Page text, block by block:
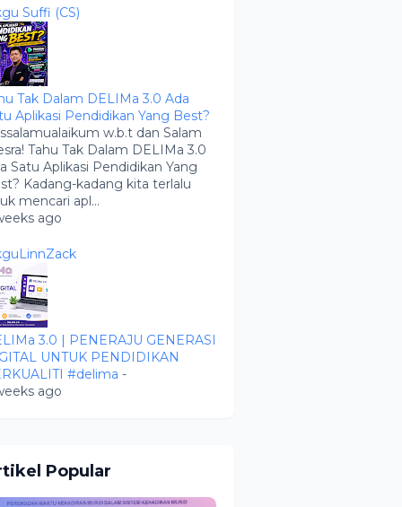
Suffi (CS)
Tak Dalam DELIMa 3.0 Ada
Aplikasi Pendidikan Yang Best?
w.b.t dan Salam
Tahu Tak Dalam DELIMa 3.0
Satu Aplikasi Pendidikan Yang
Kadang-kadang kita terlalu
mencari apl...
ago
3.0 | PENERAJU GENERASI
UNTUK PENDIDIKAN
#delima -
ago
Popular